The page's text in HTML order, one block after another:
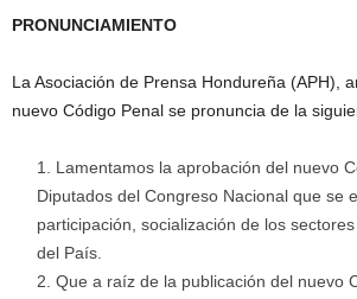
PRONUNCIAMIENTO
La Asociación de Prensa Hondureña (APH),
nuevo Código Penal se pronuncia de la
Lamentamos la aprobación del nuevo
Diputados del Congreso Nacional que se
participación, socialización de los
del País.
Que a raíz de la publicación del nuevo